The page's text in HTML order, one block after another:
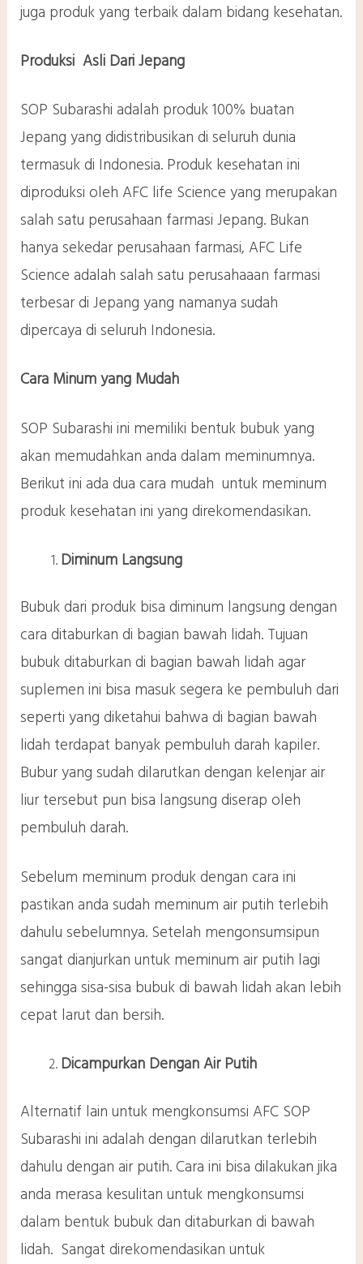
juga produk yang terbaik dalam bidang kesehatan.
Produksi Asli Dari Jepang
SOP Subarashi adalah produk 100% buatan
Jepang yang didistribusikan di seluruh dunia
termasuk di Indonesia. Produk kesehatan ini
diproduksi oleh AFC life Science yang merupakan
salah satu perusahaan farmasi Jepang. Bukan
hanya sekedar perusahaan farmasi, AFC Life
Science adalah salah satu perusahaaan farmasi
terbesar di Jepang yang namanya sudah
dipercaya di seluruh Indonesia.
Cara Minum yang Mudah
SOP Subarashi ini memiliki bentuk bubuk yang
akan memudahkan anda dalam meminumnya.
Berikut ini ada dua cara mudah untuk meminum
produk kesehatan ini yang direkomendasikan.
Diminum Langsung
Bubuk dari produk bisa diminum langsung dengan
cara ditaburkan di bagian bawah lidah. Tujuan
bubuk ditaburkan di bagian bawah lidah agar
suplemen ini bisa masuk segera ke pembuluh dari
seperti yang diketahui bahwa di bagian bawah
lidah terdapat banyak pembuluh darah kapiler.
Bubur yang sudah dilarutkan dengan kelenjar air
liur tersebut pun bisa langsung diserap oleh
pembuluh darah.
Sebelum meminum produk dengan cara ini
pastikan anda sudah meminum air putih terlebih
dahulu sebelumnya. Setelah mengonsumsipun
sangat dianjurkan untuk meminum air putih lagi
sehingga sisa-sisa bubuk di bawah lidah akan lebih
cepat larut dan bersih.
Dicampurkan Dengan Air Putih
Alternatif lain untuk mengkonsumsi AFC SOP
Subarashi ini adalah dengan dilarutkan terlebih
dahulu dengan air putih. Cara ini bisa dilakukan jika
anda merasa kesulitan untuk mengkonsumsi
dalam bentuk bubuk dan ditaburkan di bawah
lidah. Sangat direkomendasikan untuk